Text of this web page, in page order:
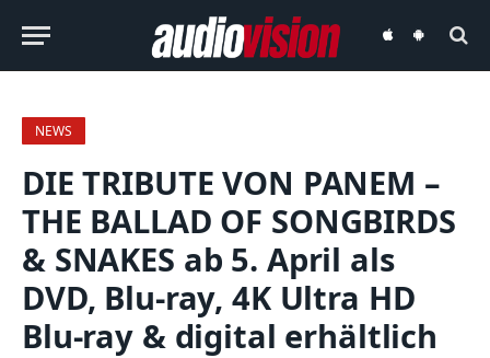
audiovisionaudiovision
NEWS
DIE TRIBUTE VON PANEM –
THE BALLAD OF SONGBIRDS
& SNAKES ab 5. April als
DVD, Blu-ray, 4K Ultra HD
Blu-ray & digital erhältlich